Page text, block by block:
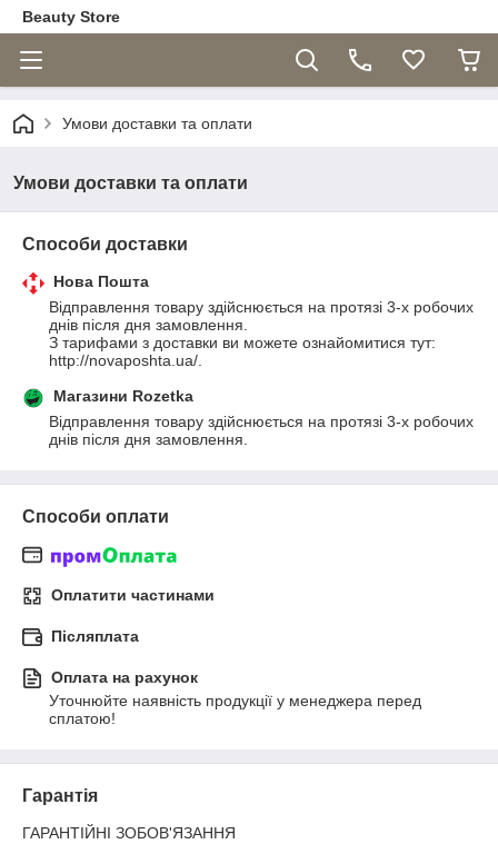
Beauty Store
Умови доставки та оплати
Умови доставки та оплати
Способи доставки
Нова Пошта
Відправлення товару здійснюється на протязі 3-х робочих
днів після дня замовлення.
З тарифами з доставки ви можете ознайомитися тут:
http://novaposhta.ua/.
Магазини Rozetka
Відправлення товару здійснюється на протязі 3-х робочих
днів після дня замовлення.
Способи оплати
Оплатити частинами
Післяплата
Оплата на рахунок
Уточнюйте наявність продукції у менеджера перед
сплатою!
Гарантія
ГАРАНТІЙНІ ЗОБОВ'ЯЗАННЯ